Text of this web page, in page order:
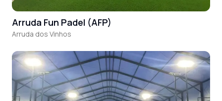
Arruda Fun Padel (AFP)
Arruda dos Vinhos